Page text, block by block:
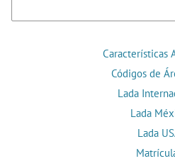
Características
Códigos de
Lada
Lada
Lada